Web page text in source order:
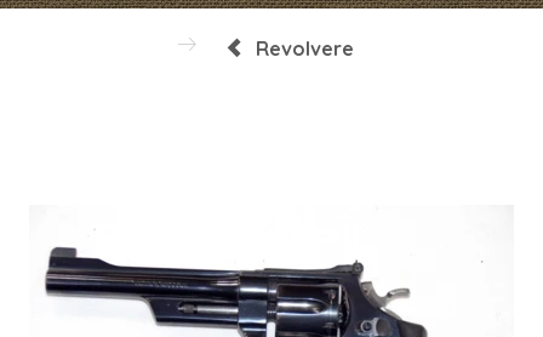
Revolvere